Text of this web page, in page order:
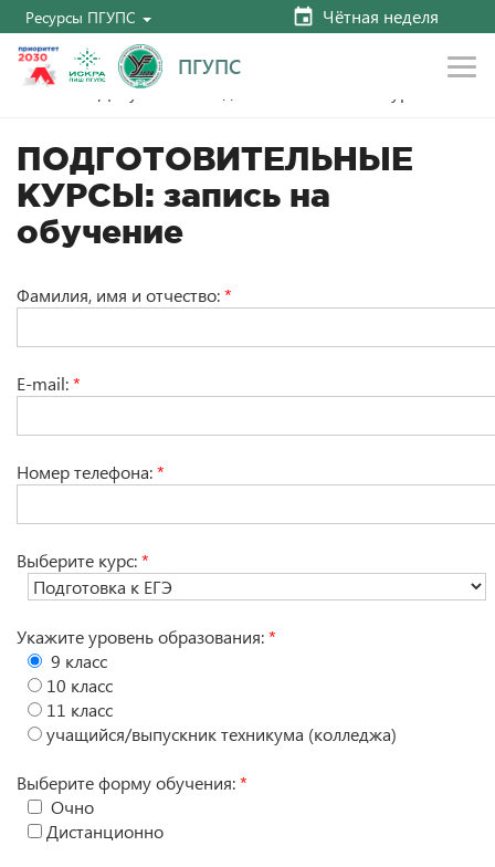
Ресурсы ПГУПС Чётная неделя
ПГУПС
Главная Довузовская подготовка: запись на курсы
ПОДГОТОВИТЕЛЬНЫЕ
КУРСЫ: запись на
обучение
Фамилия, имя и отчество:*
E-mail:*
Номер телефона:*
Выберите курс:*
Укажите уровень образования:*
9 класс
10 класс
11 класс
учащийся/выпускник техникума (колледжа)
Выберите форму обучения:*
Очно
Дистанционно